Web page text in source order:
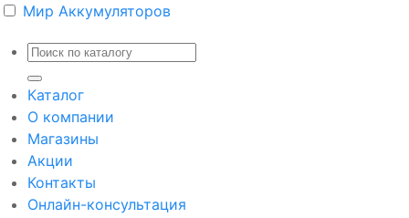
Мир Аккумуляторов
Каталог
О компании
Магазины
Акции
Контакты
Онлайн-консультация